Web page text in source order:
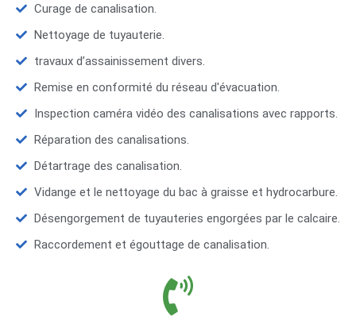
Curage de canalisation.
Nettoyage de tuyauterie.
travaux d’assainissement divers.
Remise en conformité du réseau d'évacuation.
Inspection caméra vidéo des canalisations avec rapports.
Réparation des canalisations.
Détartrage des canalisation.
Vidange et le nettoyage du bac à graisse et hydrocarbure.
Désengorgement de tuyauteries engorgées par le calcaire.
Raccordement et égouttage de canalisation.